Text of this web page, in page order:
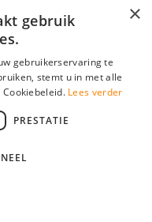
×
gebruik
gebruikerservaring te
stemt u in met alle
Lees verder
PRESTATIE